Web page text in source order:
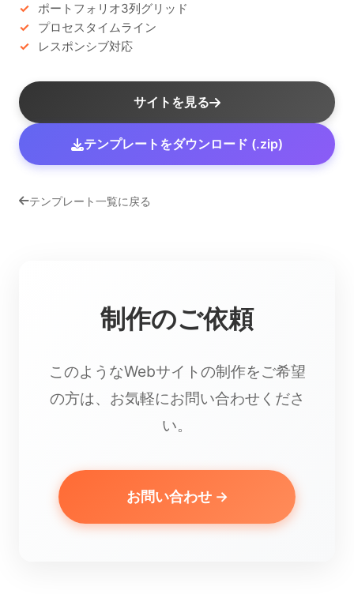
ポートフォリオ3列グリッド
プロセスタイムライン
レスポンシブ対応
サイトを見る
テンプレートをダウンロード (.zip)
テンプレート一覧に戻る
制作のご依頼
このようなWebサイトの制作をご希望
の方は、お気軽にお問い合わせくださ
い。
お問い合わせ →